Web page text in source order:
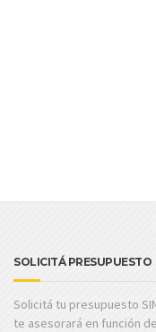
SOLICITÁ PRESUPUESTO
Solicitá tu presupuesto
te asesorará en función